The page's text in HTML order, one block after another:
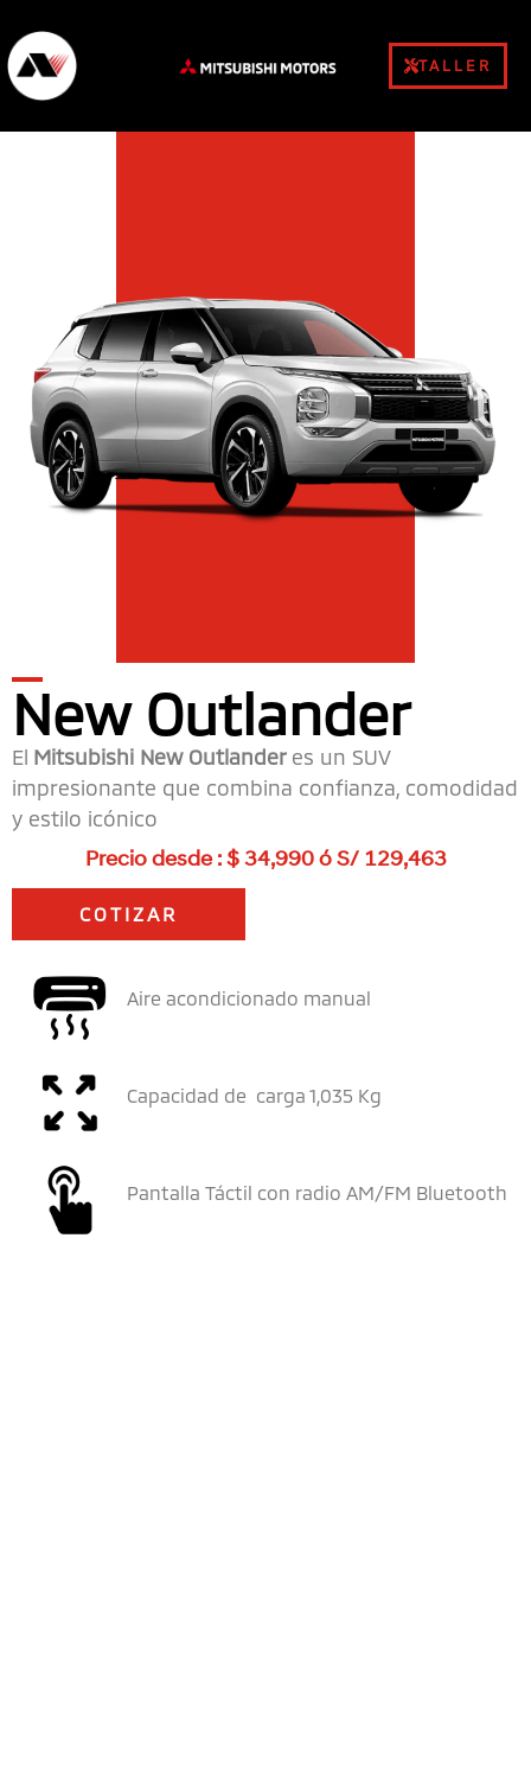
TALLER
New Outlander
El Mitsubishi New Outlander es un SUV
impresionante que combina confianza, comodidad
y estilo icónico
Precio desde : $ 34,990 óS/ 129,463
COTIZAR
Aire acondicionado manual
Capacidad de carga 1,035 Kg
Pantalla Táctil con radio AM/FM Bluetooth